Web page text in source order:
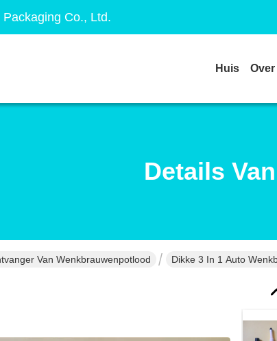
Co., Ltd.
Huis
Details
Van Wenkbrauwenpotlood Dikke 3 In 1 Auto